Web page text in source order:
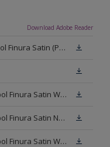
Download Adobe Reader
Technisch Informatieblad Rubbol Finura Satin (PDF)
Veiligheidsinformatieblad Rubbol Finura Satin W05 (MSDS)
Veiligheidsinformatieblad Rubbol Finura Satin N00 (MSDS)
Veiligheidsinformatieblad Rubbol Finura Satin White (MSDS)